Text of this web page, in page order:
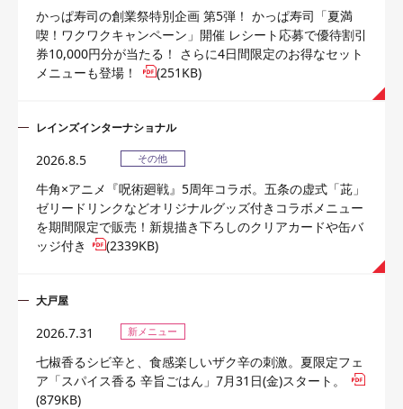
かっぱ寿司の創業祭特別企画 第5弾！ かっぱ寿司「夏満
喫！ワクワクキャンペーン」開催 レシート応募で優待割引
券10,000円分が当たる！ さらに4日間限定のお得なセット
メニューも登場！
(251KB)
レインズインターナショナル
2026.8.5 その他
牛角×アニメ『呪術廻戦』5周年コラボ。五条の虚式「茈」
ゼリードリンクなどオリジナルグッズ付きコラボメニュー
を期間限定で販売！新規描き下ろしのクリアカードや缶バ
ッジ付き
(2339KB)
大戸屋
2026.7.31 新メニュー
七椒香るシビ辛と、食感楽しいザク辛の刺激。夏限定フェ
ア「スパイス香る 辛旨ごはん」7月31日(金)スタート。
(879KB)